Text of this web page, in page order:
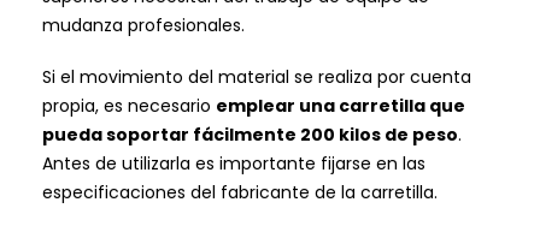
mudanza profesionales.
Si el movimiento del material se realiza por cuenta
propia, es necesario emplear una carretilla que
pueda soportar fácilmente 200 kilos de peso.
Antes de utilizarla es importante fijarse en las
especificaciones del fabricante de la carretilla.